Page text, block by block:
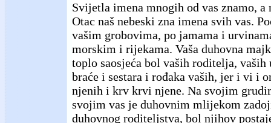
Svijetla imena mnogih od vas znamo, a
Otac naš nebeski zna imena svih vas.
vašim grobovima, po jamama i
morskim i rijekama. Vaša duhovna
toplo saosjeća bol vaših roditelja,
braće i sestara i rođaka vaših, jer i vi i
njenih i krv krvi njene. Na svojim
svojim vas je duhovnim mlijekom
duhovnog roditeljstva, bol njihov